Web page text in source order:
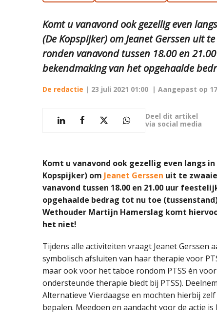
Komt u vanavond ook gezellig even
(De Kopspijker) om Jeanet Gerssen uit
ronden vanavond tussen 18.00 en
bekendmaking van het opgehaalde
De redactie | 23 juli 2021 01:00 | Aangepast op
Deel dit artikel
via social media
Komt u vanavond ook gezellig even langs
Kopspijker) om Jeanet Gerssen uit te
vanavond tussen 18.00 en 21.00 uur
opgehaalde bedrag tot nu toe
Wethouder Martijn Hamerslag komt
het niet!
Tijdens alle activiteiten vraagt Jeanet Gerssen
symbolisch afsluiten van haar therapie voor
maar ook voor het taboe rondom PTSS én
ondersteunde therapie biedt bij PTSS).
Alternatieve Vierdaagse en mochten hierbij
bepalen. Meedoen en aandacht voor de actie